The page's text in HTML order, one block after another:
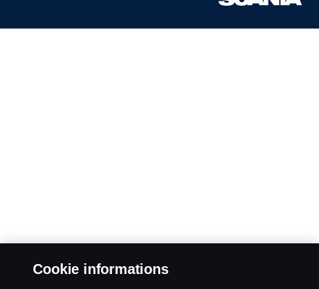
Cookie informations